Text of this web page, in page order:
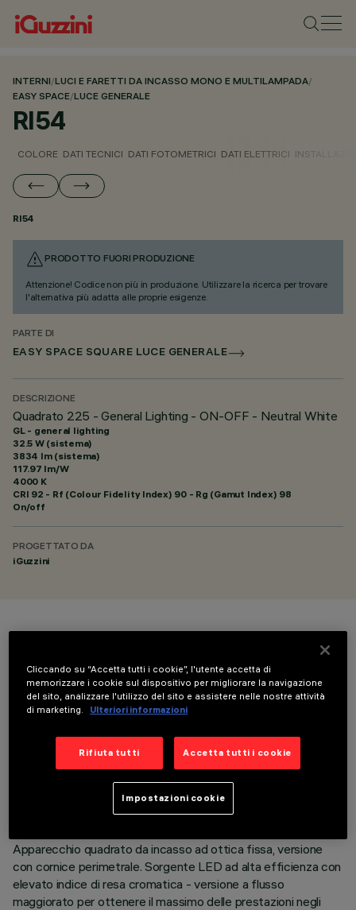
INTERNI/LUCI E FARETTI DA INCASSO MONO E MULTILAMPADA/
EASY SPACE/LUCE GENERALE
RI54
COLORE DATI TECNICI DATI FOTOMETRICI DATI ELETTRICI
RI54
PRODOTTO FUORI PRODUZIONE
Attenzione! Codice non più in produzione. Utilizzare la ricerca per trovare
l'alternativa più adatta alle proprie esigenze.
PARTE DI
EASY SPACE SQUARE LUCE GENERALE
DESCRIZIONE
Quadrato 225 - General Lighting - ON-OFF - Neutral White
GL - general lighting
32.5 W (sistema)
3834 lm (sistema)
117.97 lm/W
4000 K
CRI 92 - Rf (Colour Fidelity Index) 90 - Rg (Gamut Index) 98
On/off
PROGETTATO DA
iGuzzini
DATI TECNICI
Apparecchio quadrato da incasso ad ottica fissa, versione
con cornice perimetrale. Sorgente LED ad alta efficienza con
elevato indice di resa cromatica - versione a flusso
maggiorato per ottenere il massimo delle prestazioni negli
Cliccando su “Accetta tutti i cookie”, l'utente accetta di
memorizzare i cookie sul dispositivo per migliorare la navigazione
del sito, analizzare l'utilizzo del sito e assistere nelle nostre attività
di marketing.
Ulteriori informazioni
Rifiuta tutti Accetta tutti i cookie
Impostazioni cookie